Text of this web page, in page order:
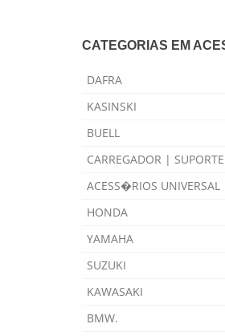
CATEGORIAS EM
DAFRA
KASINSKI
BUELL
CARREGADOR |
ACESS�RIOS UNIVERSAL
HONDA
YAMAHA
SUZUKI
KAWASAKI
BMW.